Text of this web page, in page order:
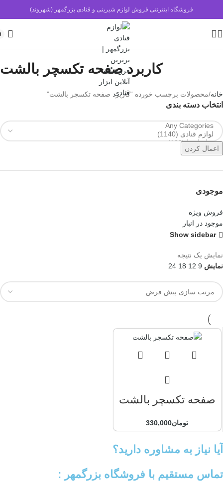
فروشگاه اینترنتی فروش لوازم شیرینی و قنادی بزرگمهر (شهروند)
کاربرد صفحه تکسچر بالشت
خانه محصولات برچسب خورده “کاربرد صفحه تکسچر بالشت”
انتخاب دسته بندی
اعمال کردن
موجودی
فروش ویژه
موجود در انبار
Show sidebar
نمایش یک نتیجه
نمایش 9
12
18
24
صفحه تکسچر بالشت
تومان330,000
آیا نیاز به مشاوره دارید؟
تماس مستقیم با فروشگاه بزرگمهر :